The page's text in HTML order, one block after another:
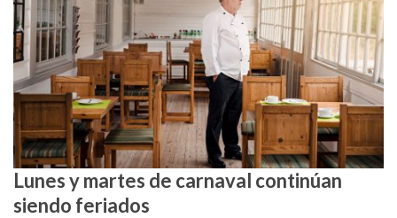
Lunes y martes de carnaval continúan
siendo feriados